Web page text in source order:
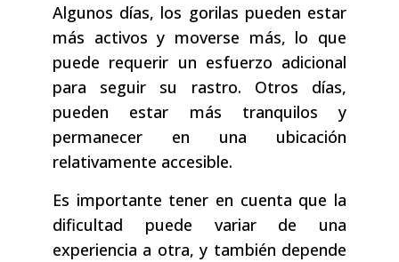
Algunos días, los gorilas pueden estar
más activos y moverse más, lo que
puede requerir un esfuerzo adicional
para seguir su rastro. Otros días,
pueden estar más tranquilos y
permanecer en una ubicación
relativamente accesible.
Es importante tener en cuenta que la
dificultad puede variar de una
experiencia a otra, y también depende